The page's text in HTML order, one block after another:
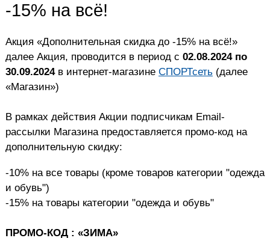
-15% на всё!
Акция «Дополнительная скидка до -15% на всё!»
далее Акция, проводится в период с 02.08.2024 по
30.09.2024в интернет-магазине СПОРТсеть (далее
«Магазин»)
В рамках действия Акции подписчикам Email-
рассылки Магазина предоставляется промо-код на
дополнительную скидку:
-10% на все товары (кроме товаров категории "одежда
и обувь")
-15% на товары категории "одежда и обувь"
ПРОМО-КОД : «ЗИМА»